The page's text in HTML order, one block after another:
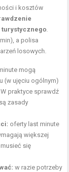
i kosztów
a polisa
losowych.
mogą
(w ujęciu ogólnym)
praktyce sprawdź
zasady
oferty last minute
większej
się
w razie potrzeby